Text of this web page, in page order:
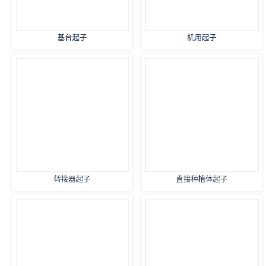
基台起子 机用起子
转接器起子 直接种植体起子